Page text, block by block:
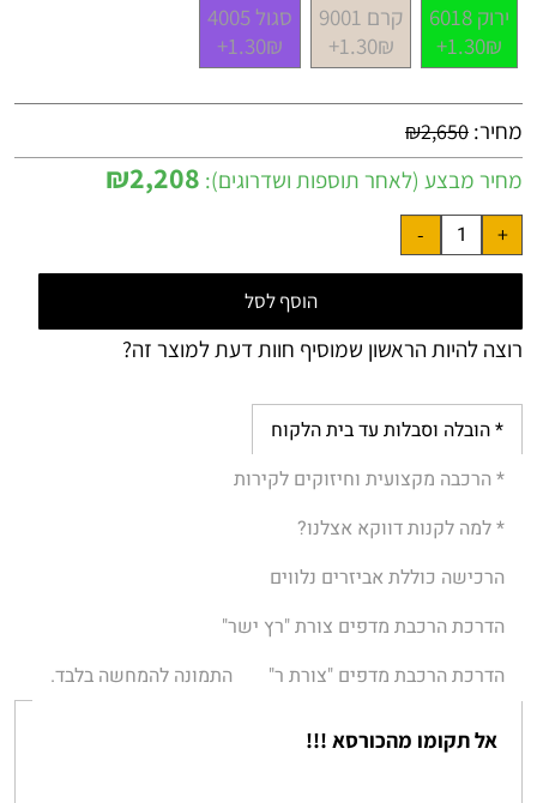
ירוק 6018
1.30₪+
קרם 9001
1.30₪+
סגול 4005
1.30₪+
מחיר: ₪2,650
מחיר מבצע (לאחר תוספות ושדרוגים): ₪2,208
הוסף לסל
רוצה להיות הראשון שמוסיף חוות דעת למוצר זה?
* הובלה וסבלות עד בית הלקוח
* הרכבה מקצועית וחיזוקים לקירות
* למה לקנות דווקא אצלנו?
הרכישה כוללת אביזרים נלווים
הדרכת הרכבת מדפים צורת "רץ ישר"
הדרכת הרכבת מדפים "צורת ר"
התמונה להמחשה בלבד.
אל תקומו מהכורסא !!!